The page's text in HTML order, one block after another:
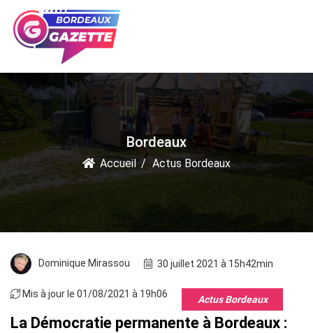
Bordeaux
Accueil Actus Bordeaux
Dominique Mirassou 30 juillet 2021 à 15h42min
Mis à jour le 01/08/2021 à 19h06 Actus Bordeaux
La Démocratie permanente à Bordeaux :